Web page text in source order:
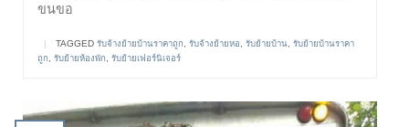
ขนขอ
| TAGGED รับจ้างย้ายบ้านราคาถูก รับจ้างย้ายหอ รับย้ายบ้าน รับย้ายบ้านราคา
ถูก
รับย้ายห้องพัก รับย้ายเฟอร์นิเจอร์